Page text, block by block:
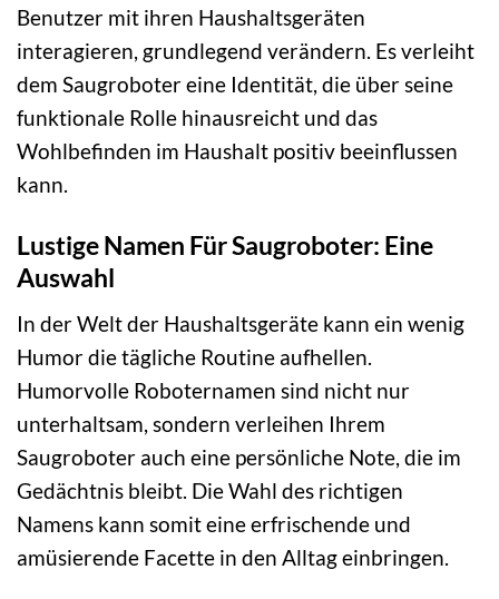
Benutzer mit ihren Haushaltsgeräten
interagieren, grundlegend verändern. Es verleiht
dem Saugroboter eine Identität, die über seine
funktionale Rolle hinausreicht und das
Wohlbefinden im Haushalt positiv beeinflussen
kann.
Lustige Namen Für Saugroboter: Eine
Auswahl
In der Welt der Haushaltsgeräte kann ein wenig
Humor die tägliche Routine aufhellen.
Humorvolle Roboternamen sind nicht nur
unterhaltsam, sondern verleihen Ihrem
Saugroboter auch eine persönliche Note, die im
Gedächtnis bleibt. Die Wahl des richtigen
Namens kann somit eine erfrischende und
amüsierende Facette in den Alltag einbringen.